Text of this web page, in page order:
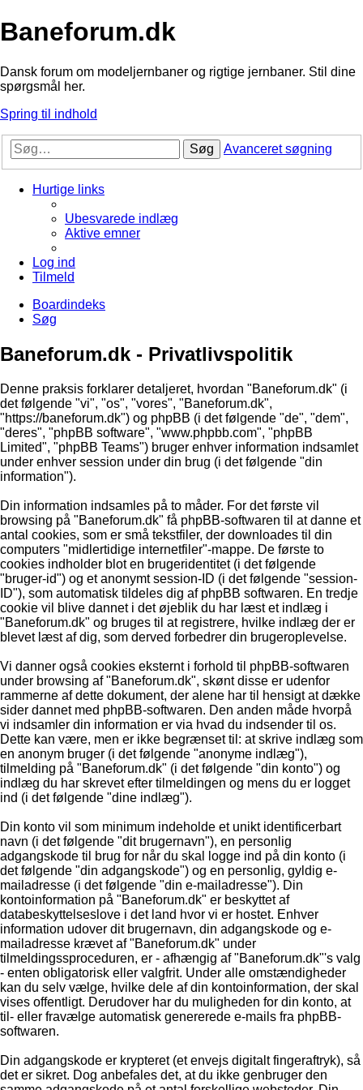
Baneforum.dk
Dansk forum om modeljernbaner og rigtige jernbaner. Stil dine
spørgsmål her.
Spring til indhold
Søg Avanceret søgning
Hurtige links
Ubesvarede indlæg
Aktive emner
Log ind
Tilmeld
Boardindeks
Søg
Baneforum.dk - Privatlivspolitik
Denne praksis forklarer detaljeret, hvordan "Baneforum.dk" (i
det følgende "vi", "os", "vores", "Baneforum.dk",
"https://baneforum.dk") og phpBB (i det følgende "de", "dem",
"deres", "phpBB software", "www.phpbb.com", "phpBB
Limited", "phpBB Teams") bruger enhver information indsamlet
under enhver session under din brug (i det følgende "din
information").
Din information indsamles på to måder. For det første vil
browsing på "Baneforum.dk" få phpBB-softwaren til at danne et
antal cookies, som er små tekstfiler, der downloades til din
computers "midlertidige internetfiler"-mappe. De første to
cookies indholder blot en brugeridentitet (i det følgende
"bruger-id") og et anonymt session-ID (i det følgende "session-
ID"), som automatisk tildeles dig af phpBB softwaren. En tredje
cookie vil blive dannet i det øjeblik du har læst et indlæg i
"Baneforum.dk" og bruges til at registrere, hvilke indlæg der er
blevet læst af dig, som derved forbedrer din brugeroplevelse.
Vi danner også cookies eksternt i forhold til phpBB-softwaren
under browsing af "Baneforum.dk", skønt disse er udenfor
rammerne af dette dokument, der alene har til hensigt at dække
sider dannet med phpBB-softwaren. Den anden måde hvorpå
vi indsamler din information er via hvad du indsender til os.
Dette kan være, men er ikke begrænset til: at skrive indlæg som
en anonym bruger (i det følgende "anonyme indlæg"),
tilmelding på "Baneforum.dk" (i det følgende "din konto") og
indlæg du har skrevet efter tilmeldingen og mens du er logget
ind (i det følgende "dine indlæg").
Din konto vil som minimum indeholde et unikt identificerbart
navn (i det følgende "dit brugernavn"), en personlig
adgangskode til brug for når du skal logge ind på din konto (i
det følgende "din adgangskode") og en personlig, gyldig e-
mailadresse (i det følgende "din e-mailadresse"). Din
kontoinformation på "Baneforum.dk" er beskyttet af
databeskyttelseslove i det land hvor vi er hostet. Enhver
information udover dit brugernavn, din adgangskode og e-
mailadresse krævet af "Baneforum.dk" under
tilmeldingssproceduren, er - afhængig af "Baneforum.dk"'s valg
- enten obligatorisk eller valgfrit. Under alle omstændigheder
kan du selv vælge, hvilke dele af din kontoinformation, der skal
vises offentligt. Derudover har du muligheden for din konto, at
til- eller fravælge automatisk genererede e-mails fra phpBB-
softwaren.
Din adgangskode er krypteret (et envejs digitalt fingeraftryk), så
det er sikret. Dog anbefales det, at du ikke genbruger den